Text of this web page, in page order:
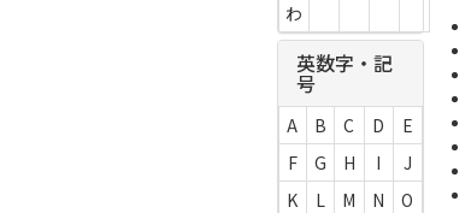
わ
英数字・記
号
A B C D
E
F
G H I
J
K
L M N
O